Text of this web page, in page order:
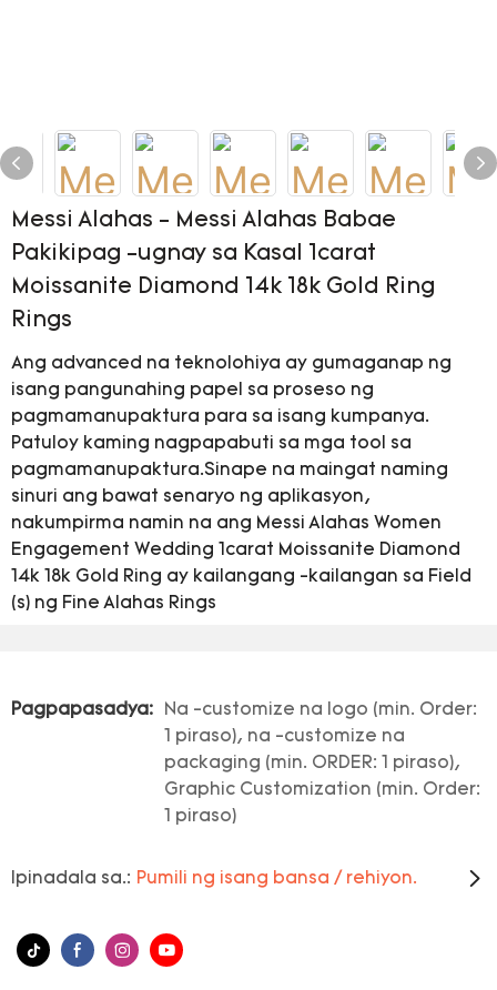
Messi Alahas - Messi Alahas Babae
Pakikipag -ugnay sa Kasal 1carat
Moissanite Diamond 14k 18k Gold Ring
Rings
Ang advanced na teknolohiya ay gumaganap ng
isang pangunahing papel sa proseso ng
pagmamanupaktura para sa isang kumpanya.
Patuloy kaming nagpapabuti sa mga tool sa
pagmamanupaktura.Sinape na maingat naming
sinuri ang bawat senaryo ng aplikasyon,
nakumpirma namin na ang Messi Alahas Women
Engagement Wedding 1carat Moissanite Diamond
14k 18k Gold Ring ay kailangang -kailangan sa Field
(s) ng Fine Alahas Rings
Pagpapasadya:
Na -customize na logo (min. Order:
1 piraso), na -customize na
packaging (min. ORDER: 1 piraso),
Graphic Customization (min. Order:
1 piraso)
Ipinadala sa.: Pumili ng isang bansa / rehiyon.